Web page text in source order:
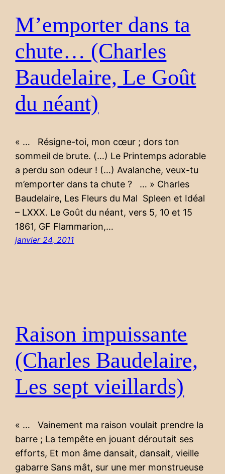
M’emporter dans ta
chute… (Charles
Baudelaire, Le Goût
du néant)
« … Résigne-toi, mon cœur ; dors ton
sommeil de brute. (…) Le Printemps adorable
a perdu son odeur ! (…) Avalanche, veux-tu
m’emporter dans ta chute ? … » Charles
Baudelaire, Les Fleurs du Mal Spleen et Idéal
– LXXX. Le Goût du néant, vers 5, 10 et 15
1861, GF Flammarion,…
janvier 24, 2011
Raison impuissante
(Charles Baudelaire,
Les sept vieillards)
« … Vainement ma raison voulait prendre la
barre ; La tempête en jouant déroutait ses
efforts, Et mon âme dansait, dansait, vieille
gabarre Sans mât, sur une mer monstrueuse